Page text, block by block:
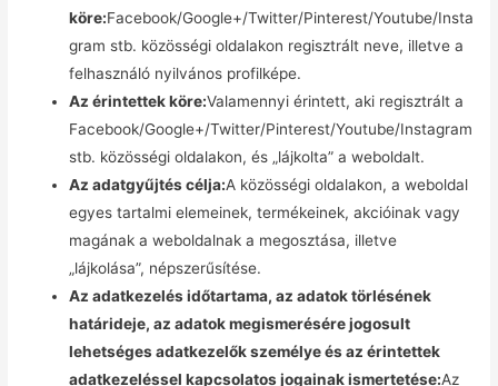
köre:Facebook/Google+/Twitter/Pinterest/Youtube/Insta
gram stb. közösségi oldalakon regisztrált neve, illetve a
felhasználó nyilvános profilképe.
Az érintettek köre:Valamennyi érintett, aki regisztrált a
Facebook/Google+/Twitter/Pinterest/Youtube/Instagram
stb. közösségi oldalakon, és „lájkolta” a weboldalt.
Az adatgyűjtés célja:A közösségi oldalakon, a weboldal
egyes tartalmi elemeinek, termékeinek, akcióinak vagy
magának a weboldalnak a megosztása, illetve
„lájkolása”, népszerűsítése.
Az adatkezelés időtartama, az adatok törlésének
határideje, az adatok megismerésére jogosult
lehetséges adatkezelők személye és az érintettek
adatkezeléssel kapcsolatos jogainak ismertetése:Az